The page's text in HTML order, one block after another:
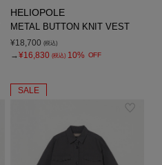
HELIOPOLE
METAL BUTTON KNIT VEST
¥18,700 (税込)
→¥16,830 (税込) 10% OFF
SALE